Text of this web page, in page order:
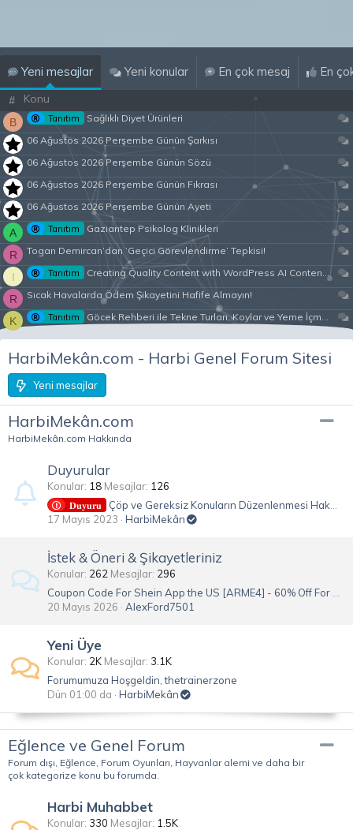
Yeni mesajlar Yeni konular En çok mesaj En
# Konu
B Tanıtım Sağlıklı Diyet Ürünleri
06 Ağustos 2026 Perşembe Günün Şarkısı
06 Ağustos 2026 Perşembe Günün Sözü
06 Ağustos 2026 Perşembe Günün Fıkrası
06 Ağustos 2026 Perşembe Günün Ayeti
A Tanıtım Gaziantep Psikolog Klinikleri
R Togan Demircan’dan ‘Geçici Görevlendirme’ Tepkisi!
I Tanıtım Creating Quality Content with WordPress AI Content Generator
R Sıcak Havalarda Ödem Şikayetini Hafife Almayın!
K Tanıtım Göcek Rehberi ile Tekne Turları, Koylar ve Yeme İçme Hakkında Eşsiz Bilgiler
HarbiMekân.com - Harbi Genel Forum Sitesi
Yeni mesajlar
HarbiMekân.com
HarbiMekân.com Hakkında
Duyurular
Konular 18 Mesajlar 126
𝐃𝐮𝐲𝐮𝐫𝐮
Çöp ve Gereksiz Konuların Düzenlenmesi Hakkında
17 Mayıs 2023
HarbiMekân
İstek & Öneri & Şikayetleriniz
Konular 262 Mesajlar 296
20 Mayıs 2026
AlexFord7501
Yeni Üye
Konular 2K Mesajlar 3.1K
Forumumuza Hoşgeldin, thetrainerzone
Dün 01:00 da
HarbiMekân
Eğlence ve Genel Forum
Forum dışı, Eğlence, Forum Oyunları, Hayvanlar alemi ve daha bir
çok kategorize konu bu forumda.
Harbi Muhabbet
Konular 330 Mesajlar 1.5K